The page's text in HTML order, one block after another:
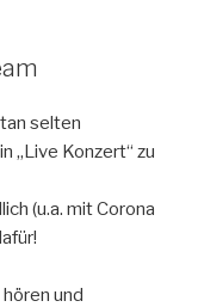
selten
„Live Konzert“ zu
(u.a. mit Corona
und